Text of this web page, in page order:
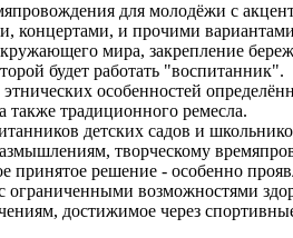
для молодёжи с
концертами, и прочими
мира, закрепление
будет работать "воспитанник".
особенностей
также традиционного ремесла.
детских садов и
творческому
принятое решение - особенно
ограниченными возможностями
достижимое через